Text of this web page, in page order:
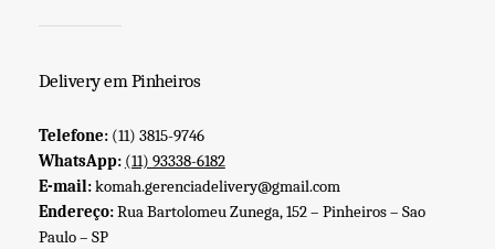
Delivery em Pinheiros
Telefone:(11) 3815-9746
WhatsApp: (11) 93338-6182
E-mail:komah.gerenciadelivery@gmail.com
Endereço:Rua Bartolomeu Zunega, 152 – Pinheiros – Sao
Paulo – SP